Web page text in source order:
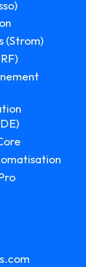
(Strom)